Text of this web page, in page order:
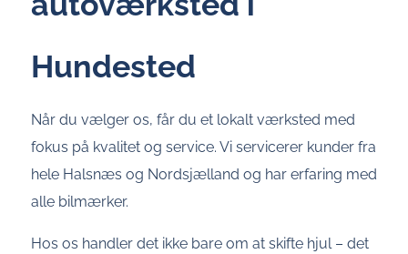
Hundested
Når du vælger os, får du et lokalt værksted med
fokus på kvalitet og service. Vi servicerer kunder fra
hele Halsnæs og Nordsjælland og har erfaring med
alle bilmærker.
Hos os handler det ikke bare om at skifte hjul – det